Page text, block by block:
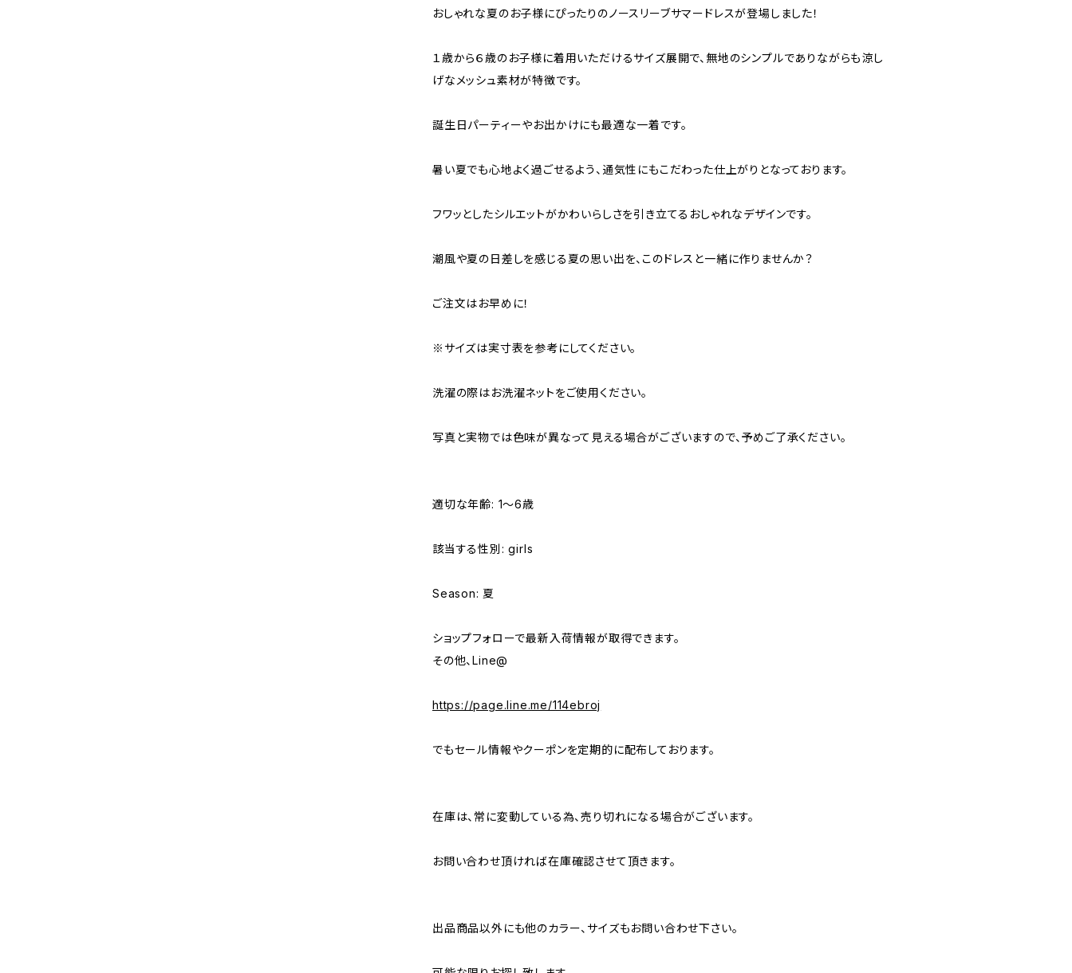
おしゃれな夏のお子様にぴったりのノースリーブサマードレスが登場しました！
１歳から６歳のお子様に着用いただけるサイズ展開で、無地のシンプルでありながらも涼し
げなメッシュ素材が特徴です。
誕生日パーティーやお出かけにも最適な一着です。
暑い夏でも心地よく過ごせるよう、通気性にもこだわった仕上がりとなっております。
フワッとしたシルエットがかわいらしさを引き立てるおしゃれなデザインです。
潮風や夏の日差しを感じる夏の思い出を、このドレスと一緒に作りませんか？
ご注文はお早めに！
※サイズは実寸表を参考にしてください。
洗濯の際はお洗濯ネットをご使用ください。
写真と実物では色味が異なって見える場合がございますので、予めご了承ください。
適切な年齢: 1〜6歳
該当する性別: girls
Season: 夏
ショップフォローで最新入荷情報が取得できます。
その他、Line@
https://page.line.me/114ebroj
でもセール情報やクーポンを定期的に配布しております。
在庫は、常に変動している為、売り切れになる場合がございます。
お問い合わせ頂ければ在庫確認させて頂きます。
出品商品以外にも他のカラー、サイズもお問い合わせ下さい。